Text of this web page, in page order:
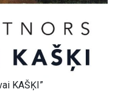
KAŠĶI”